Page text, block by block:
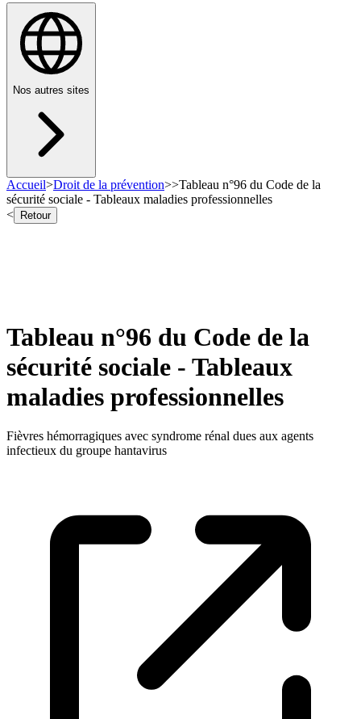
Nos autres sites
Accueil>Droit de la prévention>>Tableau n°96 du Code de la
sécurité sociale - Tableaux maladies professionnelles
<
Retour
Tableau n°96 du Code de la
sécurité sociale - Tableaux
maladies professionnelles
Fièvres hémorragiques avec syndrome rénal dues aux agents
infectieux du groupe hantavirus